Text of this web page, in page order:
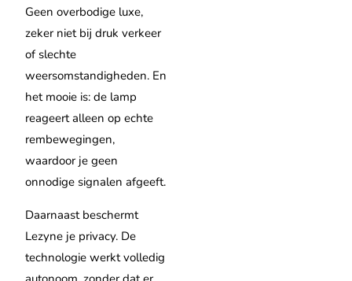
Geen overbodige luxe,
zeker niet bij druk verkeer
of slechte
weersomstandigheden. En
het mooie is: de lamp
reageert alleen op echte
rembewegingen,
waardoor je geen
onnodige signalen afgeeft.
Daarnaast beschermt
Lezyne je privacy. De
technologie werkt volledig